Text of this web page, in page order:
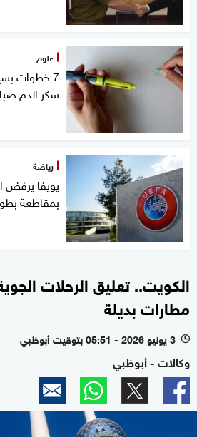
علوم
7 خطوات
سكر الدم
رياضة
يويفا يرفض
بمقاطعة
الكويت.. تعليق الرحلات
مطارات بديلة
l 3 يونيو 2026 - 05:51 بتوقيت أبوظبي
وكالات - أبوظبي